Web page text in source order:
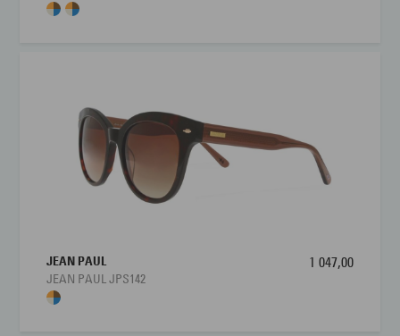
JEAN PAUL
JEAN PAUL JPS142
1 047,00